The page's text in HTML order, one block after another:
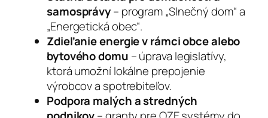
samosprávy– program „Slnečný dom“ a
„Energetická obec“.
Zdieľanie energie v rámci obce alebo
bytového domu – úprava legislatívy,
ktorá umožní lokálne prepojenie
výrobcov a spotrebiteľov.
Podpora malých a stredných